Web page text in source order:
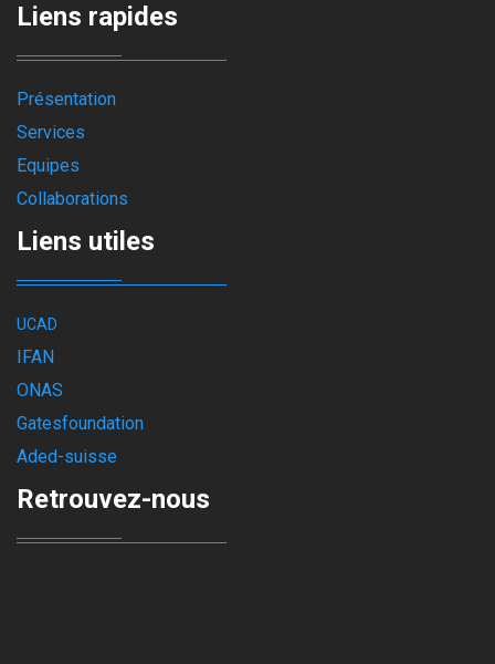
Liens rapides
Présentation
Services
Equipes
Collaborations
Liens utiles
UCAD
IFAN
ONAS
Gatesfoundation
Aded-suisse
Retrouvez-nous